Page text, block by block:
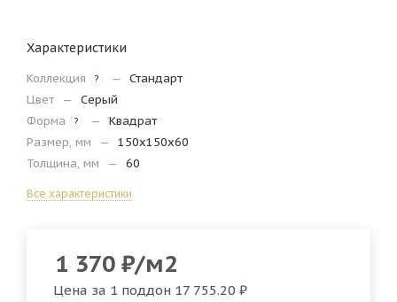
Характеристики
Коллекция ? —
Стандарт
Цвет
—
Серый
Форма
? —
Квадрат
Размер, мм
—
150х150х60
Толщина, мм
— 60
Все характеристики
1 370 ₽/м2
Цена за 1 поддон 17 755.20 ₽